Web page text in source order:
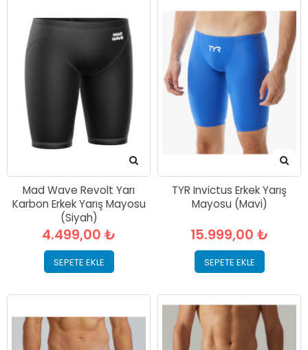
Mad Wave Revolt Yarı
Karbon Erkek Yarış Mayosu
(Siyah)
4.499,00 ₺
SEPETE EKLE
TYR Invictus Erkek Yarış
Mayosu (Mavi)
15.999,00 ₺
SEPETE EKLE